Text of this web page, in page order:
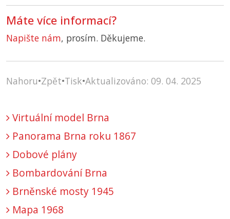
Máte více informací?
Napište nám, prosím. Děkujeme.
Nahoru•Zpět•Tisk•Aktualizováno: 09. 04. 2025
Virtuální model Brna
Panorama Brna roku 1867
Dobové plány
Bombardování Brna
Brněnské mosty 1945
Mapa 1968